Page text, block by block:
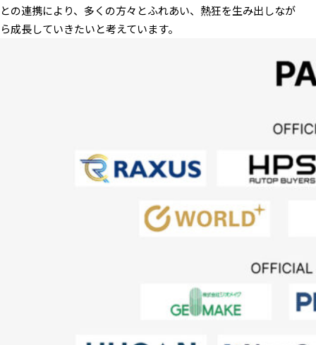
との連携により、多くの方々とふれあい、熱狂を生み出しなが
ら成長していきたいと考えています。